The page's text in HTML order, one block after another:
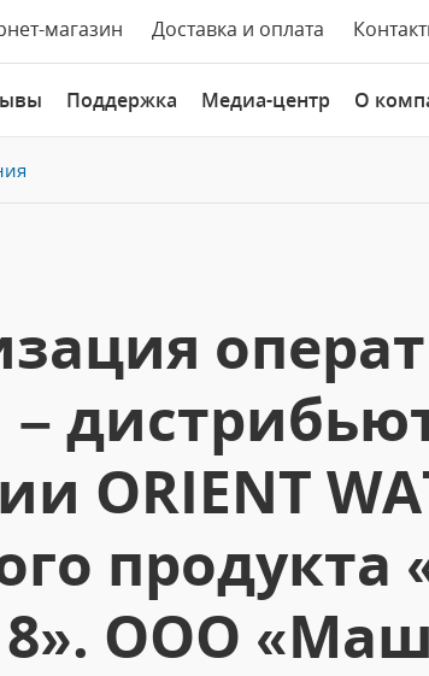
магазин Доставка и оплата
Поддержка Медиа-центр О
ORIENT
продукта
8». ООО